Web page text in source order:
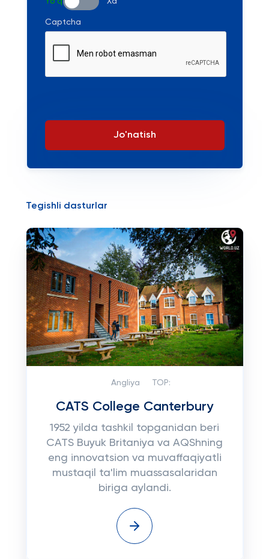
Captcha
Jo'natish
Tegishli dasturlar
Angliya TOP:
CATS College Canterbury
1952 yilda tashkil topganidan beri
CATS Buyuk Britaniya va AQShning
eng innovatsion va muvaffaqiyatli
mustaqil ta'lim muassasalaridan
biriga aylandi.